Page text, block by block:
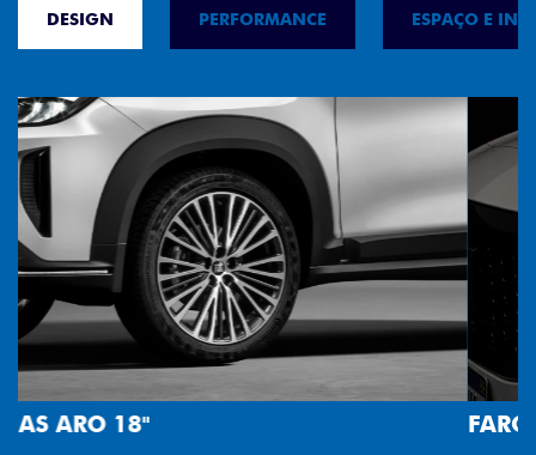
DESIGN PERFORMANCE ESPAÇO E
FAROL FULL LED